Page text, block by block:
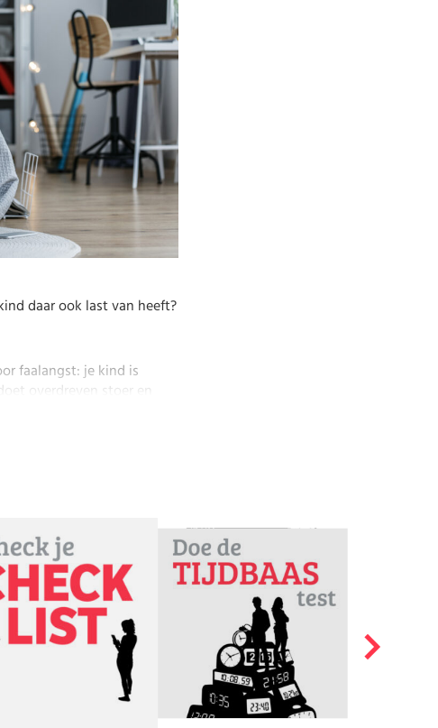
daar ook last van heeft?
faalangst: je kind is
overdreven stoer en
en laat voelen dat je
Stel je als ouder positief
dat fouten maken
Help je tiener of
kunnen
video met
op school of de